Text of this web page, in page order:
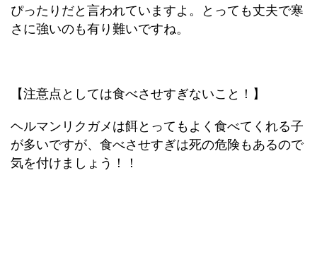
ぴったりだと言われていますよ。とっても丈夫で寒
さに強いのも有り難いですね。
【注意点としては食べさせすぎないこと！】
ヘルマンリクガメは餌とってもよく食べてくれる子
が多いですが、食べさせすぎは死の危険もあるので
気を付けましょう！！